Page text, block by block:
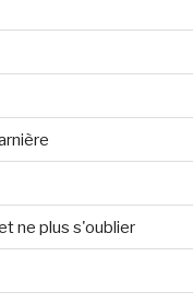
ne plus s'oublier